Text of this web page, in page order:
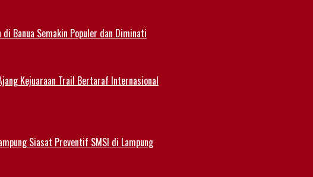
Banua Semakin Populer dan Diminati
Kejuaraan Trail Bertaraf Internasional
Siasat Preventif SMSI di Lampung